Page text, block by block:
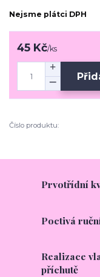
Nejsme plátci DPH
45 Kč/ks
Číslo produktu:
Prvotřídní
Poctivá
Realizace
příchutě